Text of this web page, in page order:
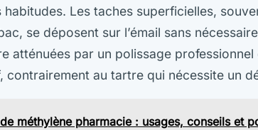
Les taches superficielles,
se déposent sur l’émail sans
atténuées par un polissage
contrairement au tartre qui nécessite un
méthylène pharmacie : usages, conseils et